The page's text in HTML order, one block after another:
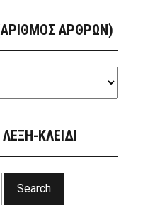
ΑΡΘΡΩΝ)
ΚΛΕΙΔΙ
Search